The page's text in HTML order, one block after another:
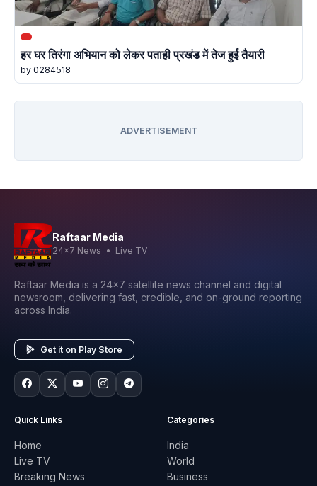
हर घर तिरंगा अभियान को लेकर पताही प्रखंड में तेज हुई तैयारी
by 0284518
ADVERTISEMENT
Raftaar Media
24x7 News • Live TV
Raftaar Media is a 24x7 satellite news channel and digital
newsroom, delivering fast, credible, and on-ground reporting
across India.
Get it on Play Store
Quick Links
Home
Live TV
Breaking News
Categories
India
World
Business